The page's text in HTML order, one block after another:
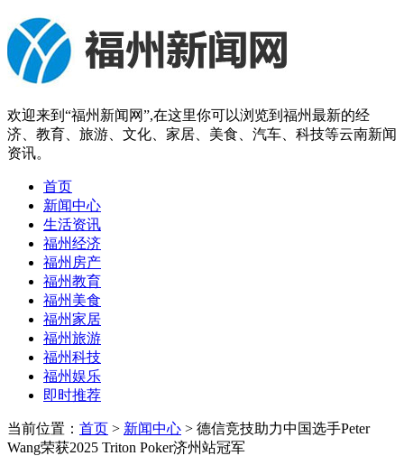
欢迎来到“福州新闻网”,在这里你可以浏览到福州最新的经
济、教育、旅游、文化、家居、美食、汽车、科技等云南新闻
资讯。
首页
新闻中心
生活资讯
福州经济
福州房产
福州教育
福州美食
福州家居
福州旅游
福州科技
福州娱乐
即时推荐
当前位置： 首页 > 新闻中心 > 德信竞技助力中国选手Peter
Wang荣获2025 Triton Poker济州站冠军